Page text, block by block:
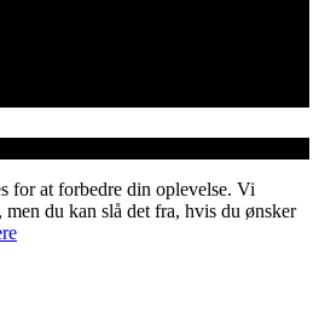
for at forbedre din oplevelse. Vi
men du kan slå det fra, hvis du ønsker